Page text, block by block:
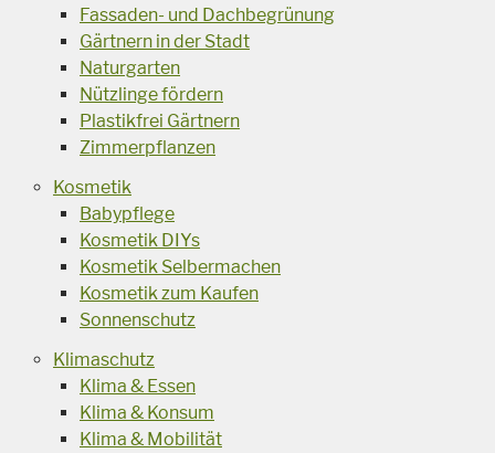
Fassaden- und Dachbegrünung
Gärtnern in der Stadt
Naturgarten
Nützlinge fördern
Plastikfrei Gärtnern
Zimmerpflanzen
Kosmetik
Babypflege
Kosmetik DIYs
Kosmetik Selbermachen
Kosmetik zum Kaufen
Sonnenschutz
Klimaschutz
Klima & Essen
Klima & Konsum
Klima & Mobilität